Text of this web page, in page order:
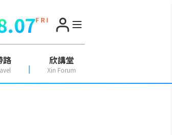
F R I
路 欣講堂
Xin Forum